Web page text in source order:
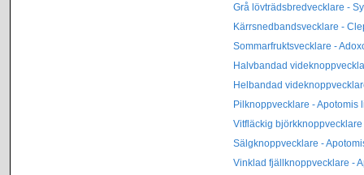
Grå lövträdsbredvecklare -
Kärrsnedbandsvecklare -
Sommarfruktsvecklare -
Halvbandad
Helbandad
Pilknoppvecklare - Apotomis
Vitfläckig
Sälgknoppvecklare -
Vinklad fjällknoppvecklare -